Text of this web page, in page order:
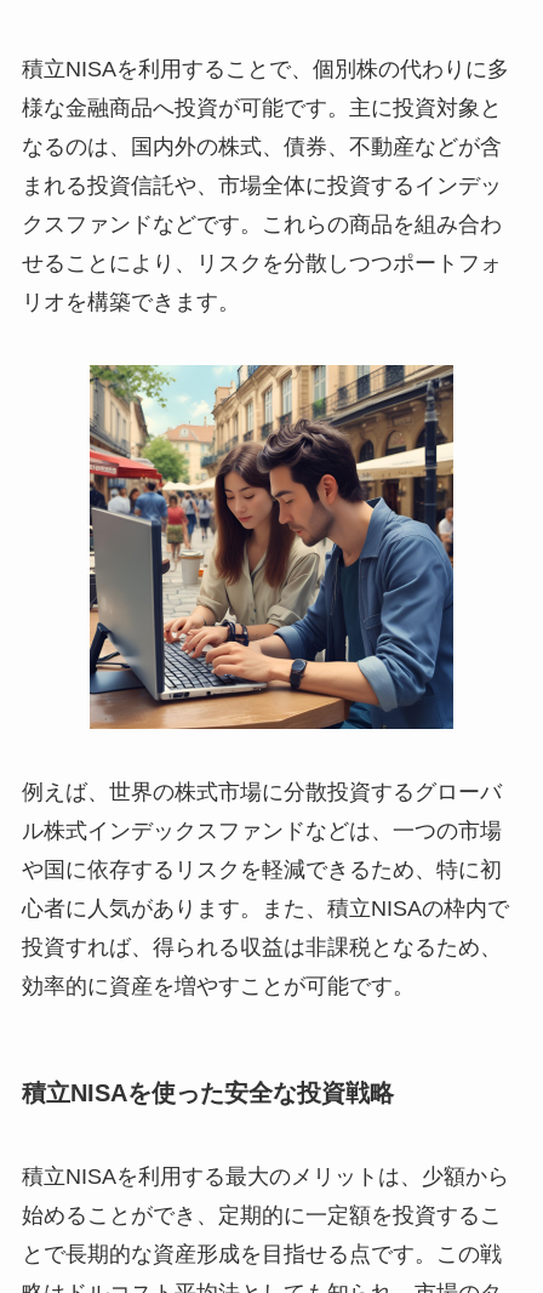
積立NISAを利用することで、個別株の代わりに多
様な金融商品へ投資が可能です。主に投資対象と
なるのは、国内外の株式、債券、不動産などが含
まれる投資信託や、市場全体に投資するインデッ
クスファンドなどです。これらの商品を組み合わ
せることにより、リスクを分散しつつポートフォ
リオを構築できます。
例えば、世界の株式市場に分散投資するグローバ
ル株式インデックスファンドなどは、一つの市場
や国に依存するリスクを軽減できるため、特に初
心者に人気があります。また、積立NISAの枠内で
投資すれば、得られる収益は非課税となるため、
効率的に資産を増やすことが可能です。
積立NISAを使った安全な投資戦略
積立NISAを利用する最大のメリットは、少額から
始めることができ、定期的に一定額を投資するこ
とで長期的な資産形成を目指せる点です。この戦